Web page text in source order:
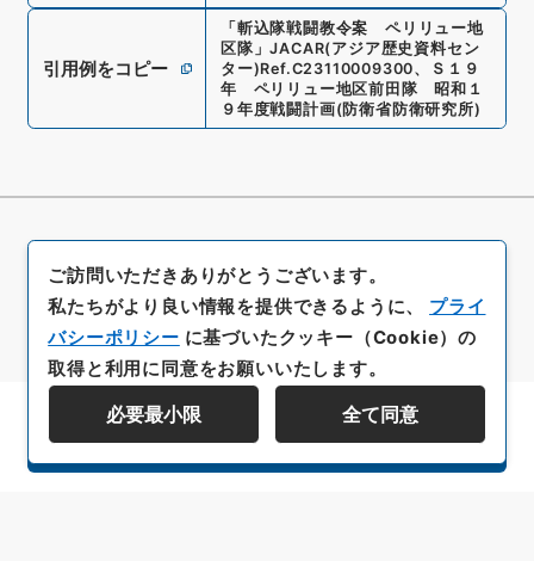
引用例をコピー
「 斬込隊戦闘教令案 ペリリュー地
区隊 」JACAR(アジア歴史資料セン
ター)Ref.C23110009300、
Ｓ１９
年 ペリリュー地区前田隊 昭和１
９年度戦闘計画(防衛省防衛研究所)
資料群階層を表示する
ご訪問いただきありがとうございます。
私たちがより良い情報を提供できるように、 プライ
バシーポリシー に基づいたクッキー（Cookie）の
取得と利用に同意をお願いいたします。
必要最小限 全て同意